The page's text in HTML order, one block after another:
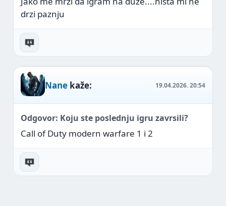
drzi paznju
Nane kaže: 19.04.2026.20:54
Odgovor: Koju ste poslednju igru zavrsili?
Call of Duty modern warfare 1 i 2